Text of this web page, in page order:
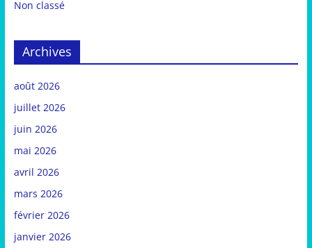
Non classé
Archives
août 2026
juillet 2026
juin 2026
mai 2026
avril 2026
mars 2026
février 2026
janvier 2026